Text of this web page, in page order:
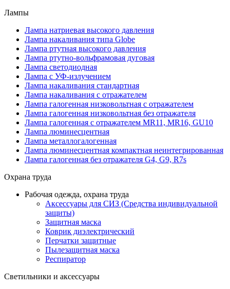
Лампы
Лампа натриевая высокого давления
Лампа накаливания типа Globe
Лампа ртутная высокого давления
Лампа ртутно-вольфрамовая дуговая
Лампа светодиодная
Лампа с УФ-излучением
Лампа накаливания стандартная
Лампа накаливания с отражателем
Лампа галогенная низковольтная с отражателем
Лампа галогенная низковольтная без отражателя
Лампа галогенная с отражателем MR11, MR16, GU10
Лампа люминесцентная
Лампа металлогалогенная
Лампа люминесцентная компактная неинтегрированная
Лампа галогенная без отражателя G4, G9, R7s
Охрана труда
Рабочая одежда, охрана труда
Аксессуары для СИЗ (Средства индивидуальной
защиты)
Защитная маска
Коврик диэлектрический
Перчатки защитные
Пылезащитная маска
Респиратор
Светильники и аксессуары